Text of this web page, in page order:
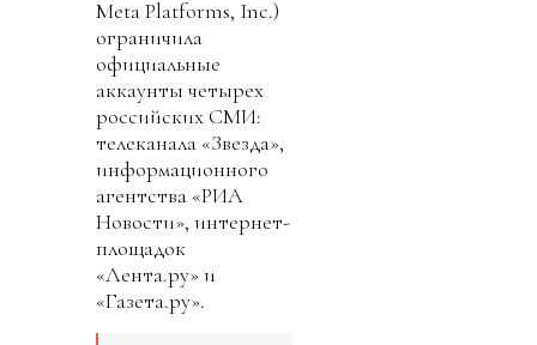
Meta Platforms, Inc.)
ограничила
официальные
аккаунты четырех
российских СМИ:
телеканала «Звезда»,
информационного
агентства «РИА
Новости», интернет-
площадок
«Лента.ру» и
«Газета.ру».